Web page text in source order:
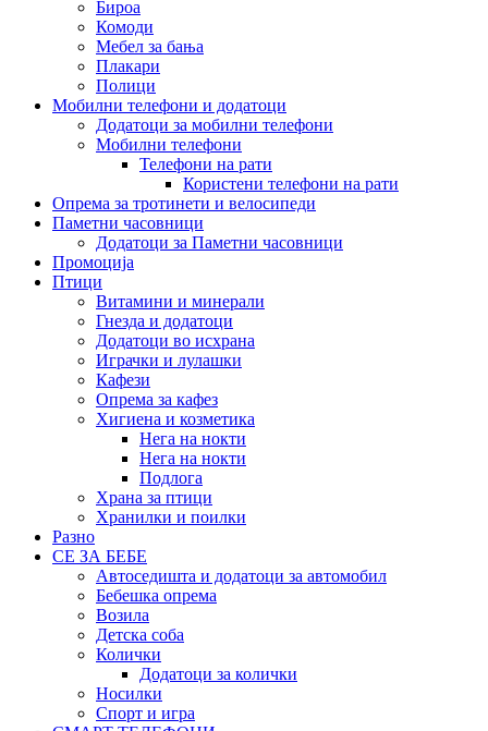
Бироа
Комоди
Мебел за бања
Плакари
Полици
Мобилни телефони и додатоци
Додатоци за мобилни телефони
Мобилни телефони
Телефони на рати
Користени телефони на рати
Опрема за тротинети и велосипеди
Паметни часовници
Додатоци за Паметни часовници
Промоција
Птици
Витамини и минерали
Гнезда и додатоци
Додатоци во исхрана
Играчки и лулашки
Кафези
Опрема за кафез
Хигиена и козметика
Нега на нокти
Нега на нокти
Подлога
Храна за птици
Хранилки и поилки
Разно
СЕ ЗА БЕБЕ
Автоседишта и додатоци за автомобил
Бебешка опрема
Возила
Детска соба
Колички
Додатоци за колички
Носилки
Спорт и игра